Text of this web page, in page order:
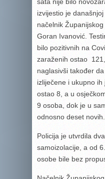
izvijestio je
načelnik
Goran Ivanović.
bilo pozitivnih na
zaraženih ostao
naglasivši također
izliječene i ukupno
ostao 8, a u
9 osoba, dok je u
odnosno deset novih.
Policija je utvrdila
samoizolacije, a od
osobe bile bez